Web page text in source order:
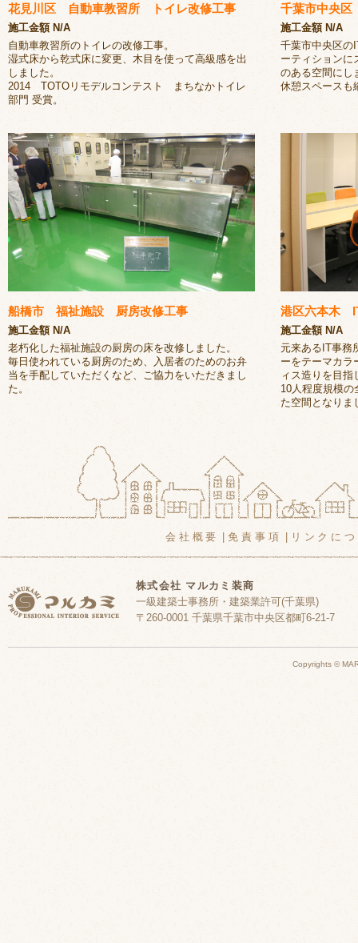
花見川区 自動車教習所 トイレ改修工事
施工金額 N/A
自動車教習所のトイレの改修工事。
湿式床から乾式床に変更、木目を使って高級感を出
しました。
2014 TOTOリモデルコンテスト まちなかトイレ
部門 受賞。
千葉市中央
施工金額 N/A
千葉市中央区
ーティションに
のある空間にし
休憩スペースも
船橋市 福祉施設 厨房改修工事
施工金額 N/A
老朽化した福祉施設の厨房の床を改修しました。
毎日使われている厨房のため、入居者のためのお弁
当を手配していただくなど、ご協力をいただきまし
た。
港区六本木
施工金額 N/A
元来あるIT事務
ーをテーマカラ
ィス造りを目指
10人程度規模
た空間となりま
会社概要 |免責事項 | リンクに
株式会社 マルカミ装商
一級建築士事務所・建築業許可(千葉県)
〒260-0001 千葉県千葉市中央区都町6-21-7
Copyrights ©